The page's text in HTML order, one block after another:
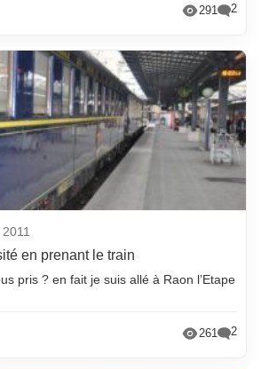
291 2
en prenant le train
pris ? en fait je suis allé à Raon l’Etape
261 2